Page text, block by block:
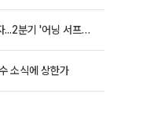
고려아연, 106분기 연속 흑자...2분기 '어닝 서프라이즈'에 장 초반 12%대 강세
소식에 상한가